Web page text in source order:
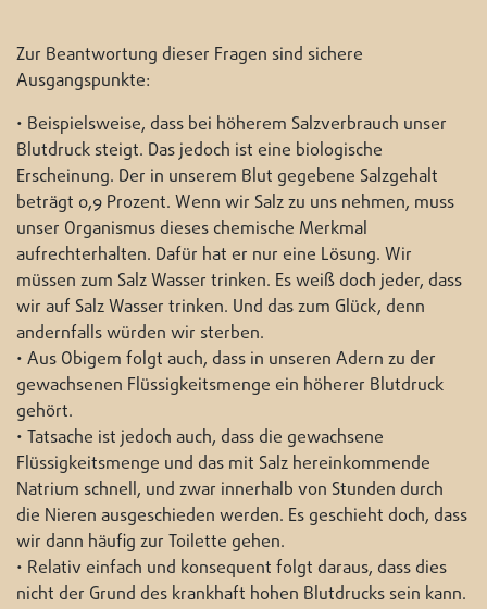
Zur Beantwortung dieser Fragen sind sichere
Ausgangspunkte:
• Beispielsweise, dass bei höherem Salzverbrauch unser
Blutdruck steigt. Das jedoch ist eine biologische
Erscheinung. Der in unserem Blut gegebene Salzgehalt
beträgt 0,9 Prozent. Wenn wir Salz zu uns nehmen, muss
unser Organismus dieses chemische Merkmal
aufrechterhalten. Dafür hat er nur eine Lösung. Wir
müssen zum Salz Wasser trinken. Es weiß doch jeder, dass
wir auf Salz Wasser trinken. Und das zum Glück, denn
andernfalls würden wir sterben.
• Aus Obigem folgt auch, dass in unseren Adern zu der
gewachsenen Flüssigkeitsmenge ein höherer Blutdruck
gehört.
• Tatsache ist jedoch auch, dass die gewachsene
Flüssigkeitsmenge und das mit Salz hereinkommende
Natrium schnell, und zwar innerhalb von Stunden durch
die Nieren ausgeschieden werden. Es geschieht doch, dass
wir dann häufig zur Toilette gehen.
• Relativ einfach und konsequent folgt daraus, dass dies
nicht der Grund des krankhaft hohen Blutdrucks sein kann.